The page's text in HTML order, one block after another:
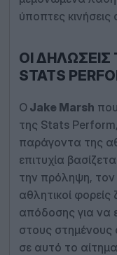
ύποπτες κινήσεις
ΟΙ
STATS
ΟJake Marsh
της Stats
παράγοντα της
επιτυχία
την πρόληψη, τον
αθλητικοί
απόδοσης για να
στους στημένους
σε αυτό το